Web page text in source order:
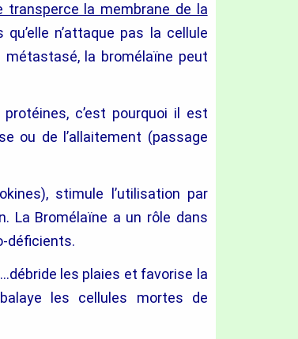
transperce la membrane de la
qu’elle n’attaque pas la cellule
la bromélaïne peut
c’est pourquoi il est
ou de l’allaitement (passage
stimule l’utilisation par
La Bromélaïne a un rôle dans
déficients.
les plaies et favorise la
les cellules mortes de